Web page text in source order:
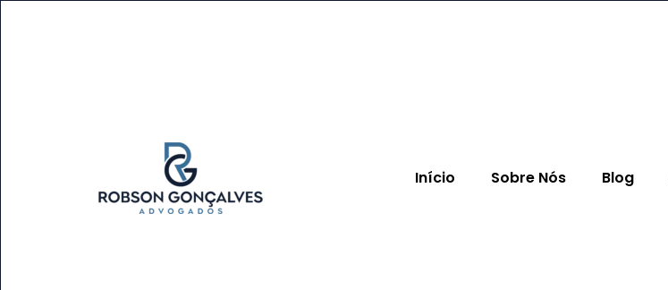
Início Sobre Nós Blog